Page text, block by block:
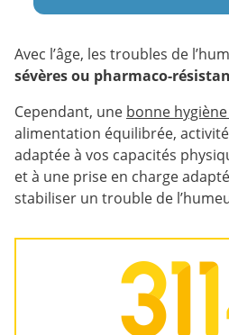
Avec l’âge, les troubles de
sévères ou pharmaco-
Cependant, une bonne
alimentation équilibrée,
adaptée à vos capacités
et à une prise en charge
stabiliser un trouble de